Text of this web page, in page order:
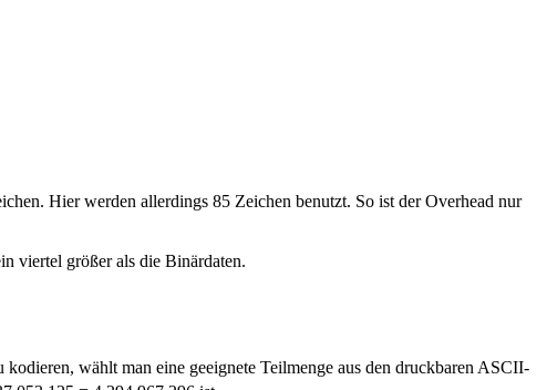
Hier werden allerdings 85 Zeichen benutzt. So ist der Overhead nur
viertel größer als die Binärdaten.
wählt man eine geeignete Teilmenge aus den druckbaren ASCII-